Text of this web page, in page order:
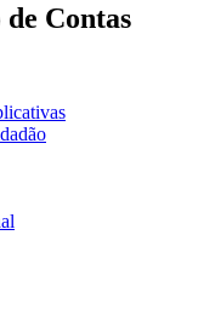
Contas